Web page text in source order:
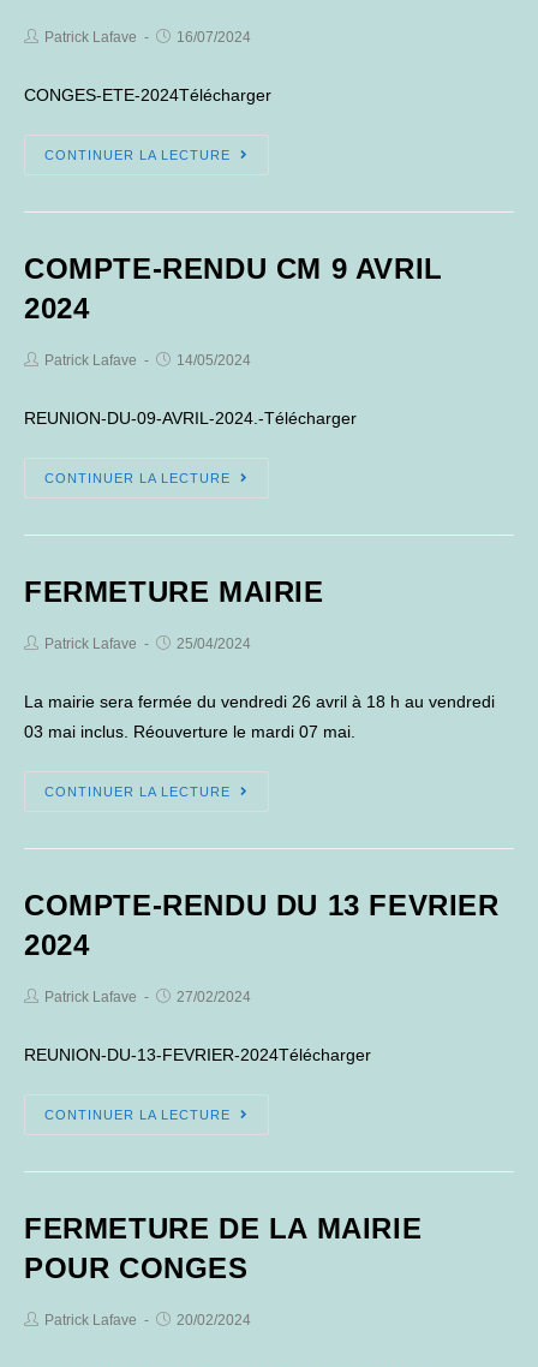
PostPatrick Lafave
Post16/07/2024
CONGES-ETE-2024Télécharger
CONTINUER LA LECTURE
MAIRIE
CONGES
COMPTE-RENDU CM 9 AVRIL
2024
PostPatrick Lafave
Post14/05/2024
REUNION-DU-09-AVRIL-2024.-Télécharger
CONTINUER LA LECTURE
RENDU
CM
AVRIL
FERMETURE MAIRIE
PostPatrick Lafave
Post25/04/2024
La mairie sera fermée du vendredi 26 avril à 18 h au vendredi
03 mai inclus. Réouverture le mardi 07 mai.
CONTINUER LA LECTURE
MAIRIE
COMPTE-RENDU DU 13 FEVRIER
2024
PostPatrick Lafave
Post27/02/2024
REUNION-DU-13-FEVRIER-2024Télécharger
CONTINUER LA LECTURE
RENDU
DU
FEVRIER
FERMETURE DE LA MAIRIE
POUR CONGES
PostPatrick Lafave
Post20/02/2024